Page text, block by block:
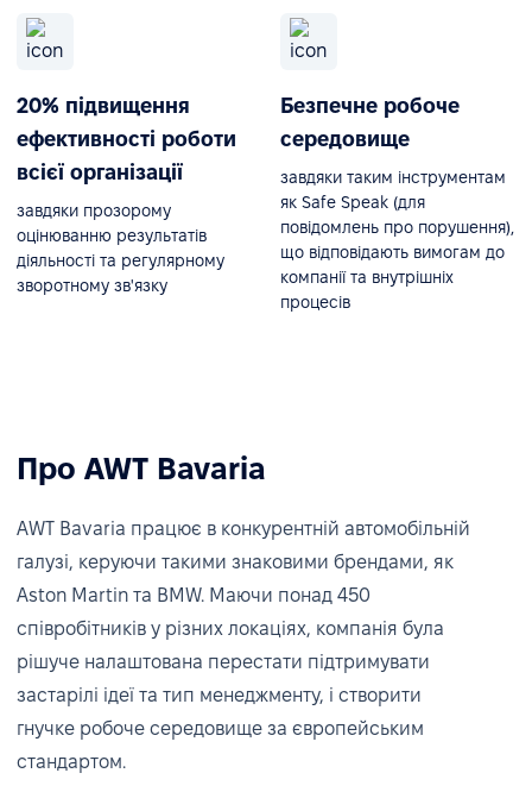
20% підвищення
ефективності роботи
всієї організації
завдяки прозорому
оцінюванню результатів
діяльності та регулярному
зворотному зв'язку
Безпечне робоче
середовище
завдяки таким інструментам
як Safe Speak (для
повідомлень про порушення),
що відповідають вимогам до
компанії та внутрішніх
процесів
Про AWT Bavaria
AWT Bavaria працює в конкурентній автомобільній
галузі, керуючи такими знаковими брендами, як
Aston Martin та BMW. Маючи понад 450
співробітників у різних локаціях, компанія була
рішуче налаштована перестати підтримувати
застарілі ідеї та тип менеджменту, і створити
гнучке робоче середовище за європейським
стандартом.